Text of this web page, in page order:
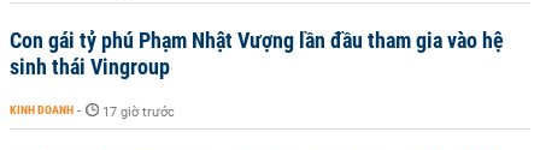
Con gái tỷ phú Phạm Nhật Vượng lần đầu tham gia vào hệ
sinh thái Vingroup
KINH DOANH - 17 giờ trước